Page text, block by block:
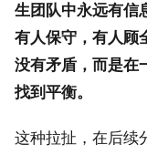
生团队中永远有信
有人保守，有人顾
没有矛盾，而是在
找到平衡。
这种拉扯，在后续